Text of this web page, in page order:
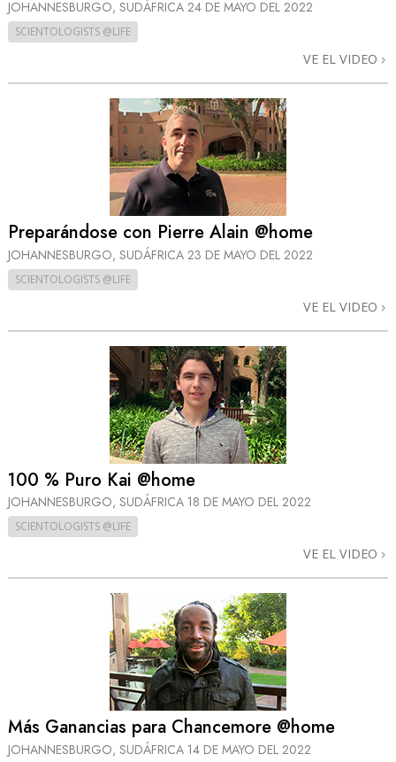
JOHANNESBURGO, SUDÁFRICA 24 DE MAYO DEL 2022
SCIENTOLOGISTS @LIFE
VE EL VIDEO
Preparándose con Pierre Alain @home
JOHANNESBURGO, SUDÁFRICA 23 DE MAYO DEL 2022
SCIENTOLOGISTS @LIFE
VE EL VIDEO
100 % Puro Kai @home
JOHANNESBURGO, SUDÁFRICA 18 DE MAYO DEL 2022
SCIENTOLOGISTS @LIFE
VE EL VIDEO
Más Ganancias para Chancemore @home
JOHANNESBURGO, SUDÁFRICA 14 DE MAYO DEL 2022